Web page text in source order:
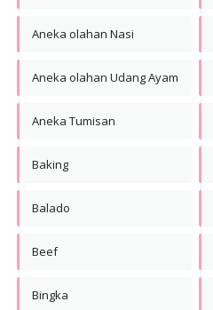
Aneka olahan Nasi
Aneka olahan Udang Ayam
Aneka Tumisan
Baking
Balado
Beef
Bingka